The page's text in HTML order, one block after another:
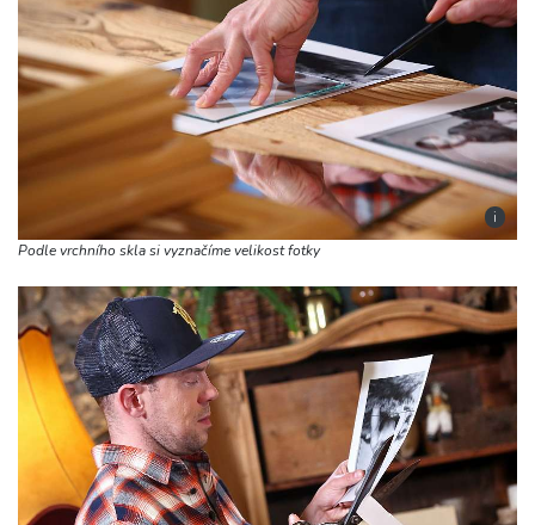
i
Podle vrchního skla si vyznačíme velikost fotky